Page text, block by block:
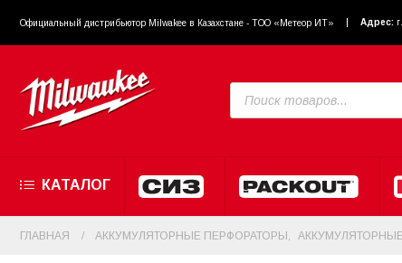
Официальный диcтрибьютор Milwakee в Казахстане - ТОО «Метеор ИТ» Адрес:
КАТАЛОГ
ГЛАВНАЯ АККУМУЛЯТОРНЫЕ ПЕРФОРАТОРЫ АККУМУЛЯТОРНЫЕ